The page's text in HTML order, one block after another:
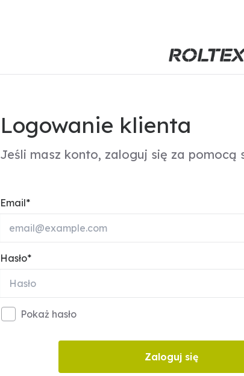
Logowanie klienta
Jeśli masz konto, zaloguj się za pomocą
Email
Hasło
Pokaż hasło
Zaloguj się